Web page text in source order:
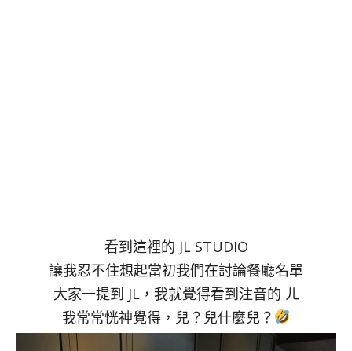
看到這裡的 JL STUDIO
讓我忍不住想起當初我們在討論餐廳名單
大家一提到 JL，我就覺得看到注音的 ㄦ
我常常恍神覺得，兒？兒什麼兒？